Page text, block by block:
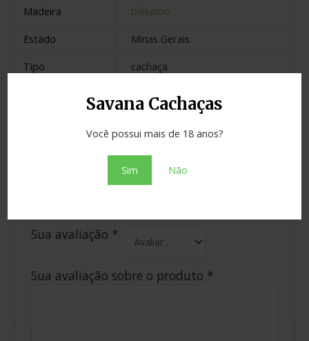
Savana Cachaças
Você possui mais de 18 anos?
Sim Não
Madeira
bálsamo
Estado
Minas Gerais
Tipo
cachaça
Não há avaliações ainda.
Seja o primeiro a avaliar “Cachaça
Salineira 50ml”
Sua avaliação *
Sua avaliação sobre o produto *